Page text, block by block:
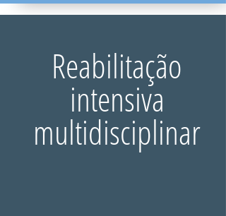
Reabilitação
intensiva
multidisciplinar